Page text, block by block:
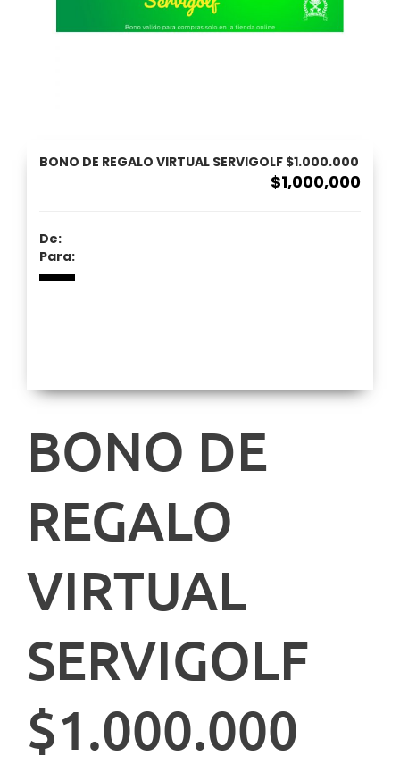
BONO DE REGALO VIRTUAL SERVIGOLF $1.000.000
$1,000,000
De:
Para:
BONO DE
REGALO
VIRTUAL
SERVIGOLF
$1.000.000